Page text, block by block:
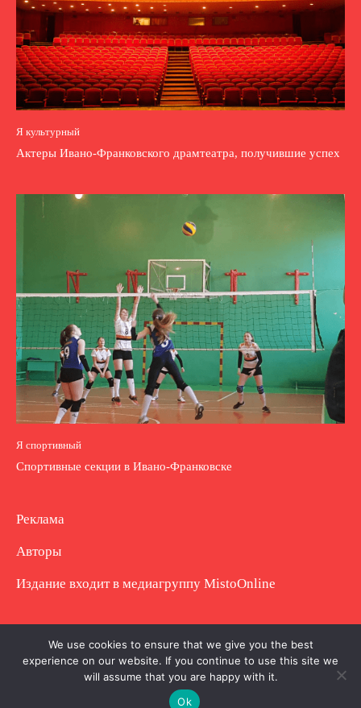
Я культурный
Актеры Ивано-Франковского драмтеатра, получившие успех
Я спортивный
Спортивные секции в Ивано-Франковске
Реклама
Авторы
Издание входит в медиагруппу MistoOnline
Copyright © Полное использование материала
запрещено. Частично разрешено с гиперссылкой.
We use cookies to ensure that we give you the best
experience on our website. If you continue to use this site we
will assume that you are happy with it.
Ok